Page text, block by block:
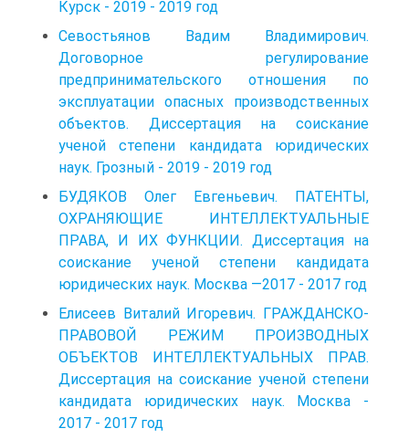
Курск - 2019 - 2019 год
Севостьянов Вадим Владимирович.
Договорное регулирование
предпринимательского отношения по
эксплуатации опасных производственных
объектов. Диссертация на соискание
ученой степени кандидата юридических
наук. Грозный - 2019 - 2019 год
БУДЯКОВ Олег Евгеньевич. ПАТЕНТЫ,
ОХРАНЯЮЩИЕ ИНТЕЛЛЕКТУАЛЬНЫЕ
ПРАВА, И ИХ ФУНКЦИИ. Диссертация на
соискание ученой степени кандидата
юридических наук. Москва —2017 - 2017 год
Елисеев Виталий Игоревич. ГРАЖДАНСКО-
ПРАВОВОЙ РЕЖИМ ПРОИЗВОДНЫХ
ОБЪЕКТОВ ИНТЕЛЛЕКТУАЛЬНЫХ ПРАВ.
Диссертация на соискание ученой степени
кандидата юридических наук. Москва -
2017 - 2017 год